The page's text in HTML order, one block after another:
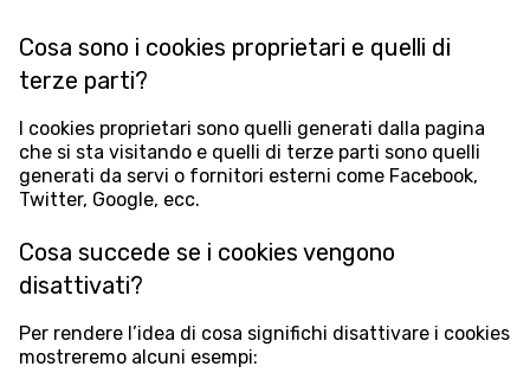
Cosa sono i cookies proprietari e quelli di
terze parti?
I cookies proprietari sono quelli generati dalla pagina
che si sta visitando e quelli di terze parti sono quelli
generati da servi o fornitori esterni come Facebook,
Twitter, Google, ecc.
Cosa succede se i cookies vengono
disattivati?
Per rendere l’idea di cosa significhi disattivare i cookies
mostreremo alcuni esempi: